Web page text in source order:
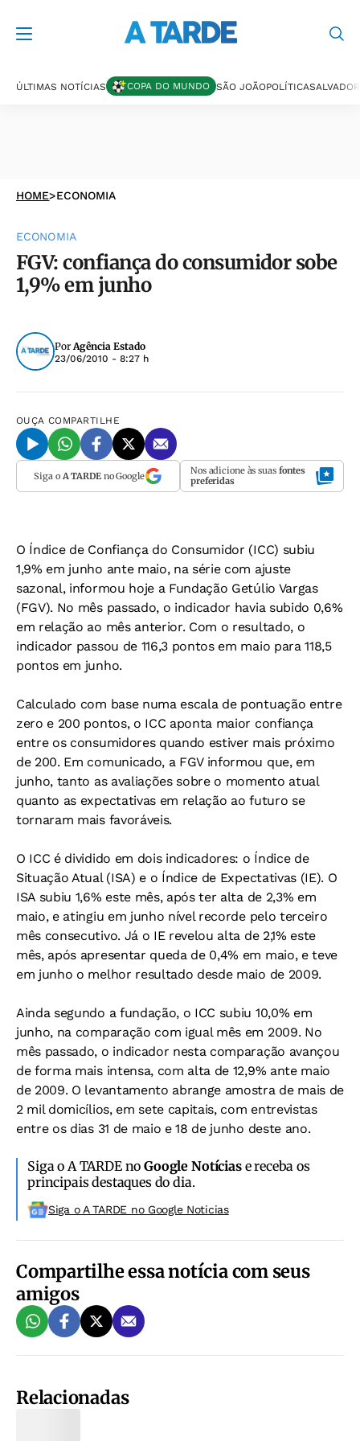
ÚLTIMAS NOTÍCIAS COPA DO MUNDO SÃO JOÃOPOLÍTICASALVADOR
HOME>ECONOMIA
ECONOMIA
FGV: confiança do consumidor sobe
1,9% em junho
PorAgência Estado
23/06/2010 - 8:27 h
OUÇA COMPARTILHE
Siga o A TARDEno Google Nos adicione às suas fontes
preferidas
O Índice de Confiança do Consumidor (ICC) subiu
1,9% em junho ante maio, na série com ajuste
sazonal, informou hoje a Fundação Getúlio Vargas
(FGV). No mês passado, o indicador havia subido 0,6%
em relação ao mês anterior. Com o resultado, o
indicador passou de 116,3 pontos em maio para 118,5
pontos em junho.
Calculado com base numa escala de pontuação entre
zero e 200 pontos, o ICC aponta maior confiança
entre os consumidores quando estiver mais próximo
de 200. Em comunicado, a FGV informou que, em
junho, tanto as avaliações sobre o momento atual
quanto as expectativas em relação ao futuro se
tornaram mais favoráveis.
O ICC é dividido em dois indicadores: o Índice de
Situação Atual (ISA) e o Índice de Expectativas (IE). O
ISA subiu 1,6% este mês, após ter alta de 2,3% em
maio, e atingiu em junho nível recorde pelo terceiro
mês consecutivo. Já o IE revelou alta de 2,1% este
mês, após apresentar queda de 0,4% em maio, e teve
em junho o melhor resultado desde maio de 2009.
Ainda segundo a fundação, o ICC subiu 10,0% em
junho, na comparação com igual mês em 2009. No
mês passado, o indicador nesta comparação avançou
de forma mais intensa, com alta de 12,9% ante maio
de 2009. O levantamento abrange amostra de mais de
2 mil domicílios, em sete capitais, com entrevistas
entre os dias 31 de maio e 18 de junho deste ano.
Siga o A TARDE noGoogle Notíciase receba os
principais destaques do dia.
Siga o A TARDE no Google Noticias
Compartilhe essa notícia com seus
amigos
Relacionadas